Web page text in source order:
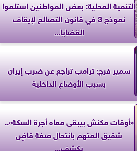
التنمية المحلية: بعض المواطنين استلموا
نموذج 3 في قانون التصالح لإيقاف
القضايا...
سمير فرج: ترامب تراجع عن ضرب إيران
بسبب الأوضاع الداخلية
«أوقات مكنش بيبقى معاه أجرة السكة»..
شقيق المتهم بانتحال صفة قاضٍ
يكشف...